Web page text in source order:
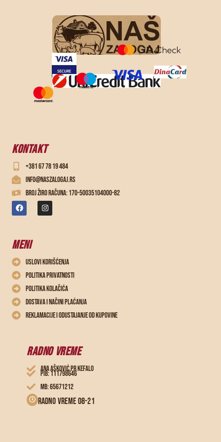
KONTAKT
+381 67 78 19 484
info@naszalogaj.rs
Broj žiro računa: 170-50035104000-82
MENI
Uslovi korišćenja
Politika privatnosti
Politika kolačića
Dostava i načini plaćanja
Reklamacije i odustajanje od kupovine
RADNO VREME
ANA AŠKOVIĆ PR KEFALO
PIB: 111798646
MB: 65671212
Radno vreme 08-21